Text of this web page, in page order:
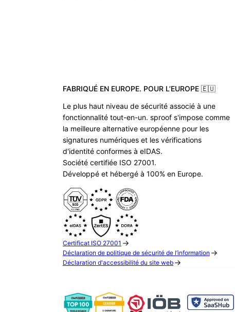
FABRIQUÉ EN EUROPE. POUR L’EUROPE 🇪🇺
Le plus haut niveau de sécurité associé à une
fonctionnalité tout-en-un. sproof s'impose comme
la meilleure alternative européenne pour les
signatures numériques et les vérifications
d'identité conformes à eIDAS.
Société certifiée ISO 27001.
Développé et hébergé à 100% en Europe.
Certificat ISO 27001
Déclaration de politique de sécurité de l’information
Déclaration d'accessibilité du site web